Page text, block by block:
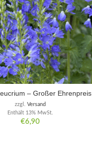
– Großer Ehrenpreis
€6,90
Enthält 13% MwSt.
zzgl.Versand